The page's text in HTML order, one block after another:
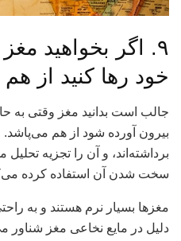
۹. اگر بخواهید
خود رها کنید از
جالب است بدانید مغز وقتی به
بیرون آورده شود از هم می‌پاشد.
برداشته‌اند، و آن را تجزیه
سخت شدن آن استفاده کرده
مغزها بسیار نرم هستند و به
دلیل در مایع نخاعی مغز شناور